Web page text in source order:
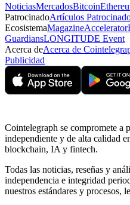
NoticiasMercadosBitcoin
PatrocinadoArtículos
EcosistemaMagazineAccelerator
GuardiansLONGITUDE Event
Acerca deAcerca de
Publicidad
Cointelegraph se compromete a
independiente y de alta calidad
blockchain, IA y fintech.
Todas las noticias, reseñas y
independencia e integridad
nuestros estándares y procesos,